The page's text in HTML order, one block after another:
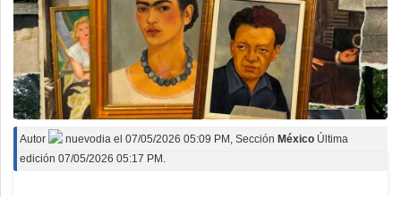
Autor nuevodia el 07/05/2026 05:09 PM , Sección México Última
edición 07/05/2026 05:17 PM.